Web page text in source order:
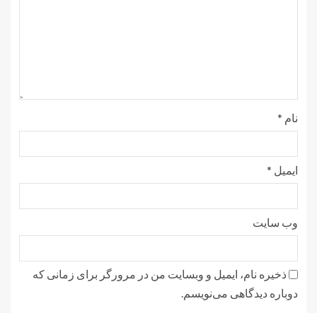
نام *
ایمیل *
وب‌ سایت
ذخیره نام، ایمیل و وبسایت من در مرورگر برای زمانی که
دوباره دیدگاهی می‌نویسم.